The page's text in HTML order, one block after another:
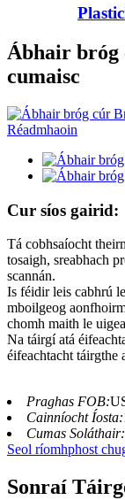
Ábhair bróg
cumaisc
Cur síos gairid:
Tá cobhsaíocht
tosaigh, sreabhach
scannán.
Is féidir leis cabhrú
mboilgeog
chomh maith le
Na táirgí atá
éifeachtacht táirgthe
Praghas FOB:
Cainníocht Íosta:
Cumas Soláthair:
Seol ríomhphost
Sonraí